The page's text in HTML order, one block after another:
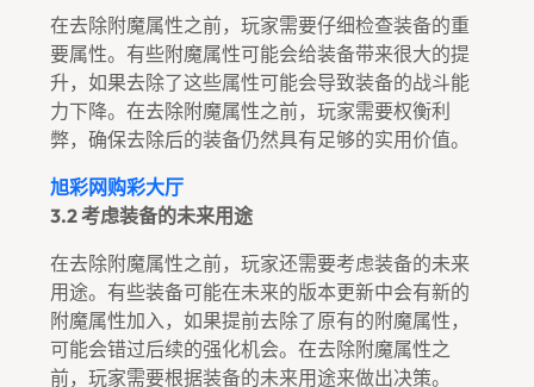
在去除附魔属性之前，玩家需要仔细检查装备的重
要属性。有些附魔属性可能会给装备带来很大的提
升，如果去除了这些属性可能会导致装备的战斗能
力下降。在去除附魔属性之前，玩家需要权衡利
弊，确保去除后的装备仍然具有足够的实用价值。
旭彩网购彩大厅
3.2 考虑装备的未来用途
在去除附魔属性之前，玩家还需要考虑装备的未来
用途。有些装备可能在未来的版本更新中会有新的
附魔属性加入，如果提前去除了原有的附魔属性，
可能会错过后续的强化机会。在去除附魔属性之
前，玩家需要根据装备的未来用途来做出决策。